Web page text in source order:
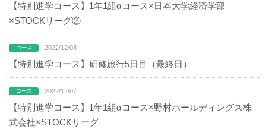
【特別進学コース】1年1組αコース×日本大学経済学部
×STOCKリーグ②
2022/12/08
【特別進学コース】研修旅行5日目（最終日）
2022/12/07
【特別進学コース】1年1組αコース×野村ホールディングス株
式会社×STOCKリーグ